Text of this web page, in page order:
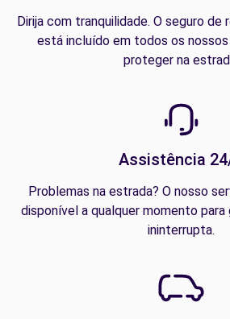
Dirija com tranquilidade. O seguro de
está incluído em todos os nossos
proteger na
Assistência
Problemas na estrada? O nosso
disponível a qualquer momento para
ininterrupta.